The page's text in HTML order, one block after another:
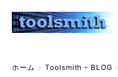
ホーム > Toolsmith ｰ BLOG